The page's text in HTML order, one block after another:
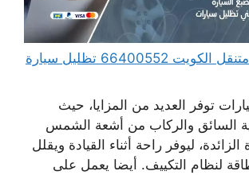
تظليل سيارات متنقل الكويت 66400552 تظليل سيارة
توفر العديد من المزايا، حيث
السائق والركاب من أشعة الشمس
ليوفر راحة أثناء القيادة ويقلل
لنظام التكييف. أيضا يعمل على